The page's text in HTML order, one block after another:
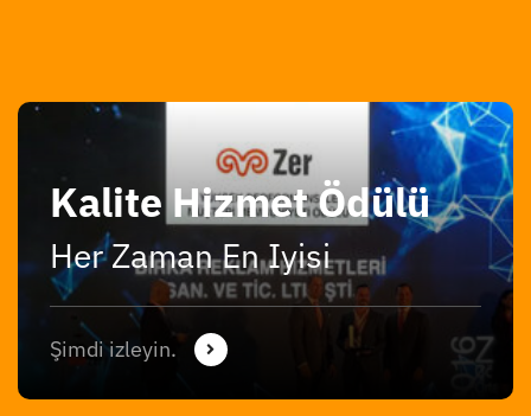
Kalite Hizmet Ödülü
Her Zaman En Iyisi
Şimdi izleyin.